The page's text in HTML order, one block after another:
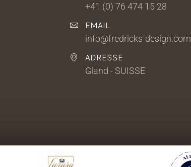
+41 (0) 76 474 15 28
EMAIL
info@fredricks-design.com
ADRESSE
Gland - SUISSE